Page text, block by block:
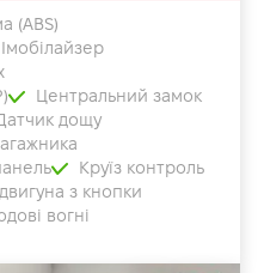
(ABS)
Імобілайзер
Центральний замок
дощу
Круїз контроль
з кнопки
вогні